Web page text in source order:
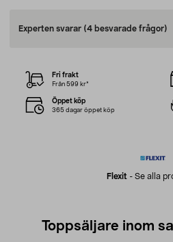
Experten svarar (4 besvarade frågor)
Flexit - Se alla
Fri frakt
Från 599 kr*
Öppet köp
365 dagar öppet köp
Toppsäljare inom